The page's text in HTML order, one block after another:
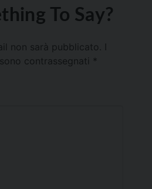
To Say?
non sarà pubblicato.
contrassegnati *